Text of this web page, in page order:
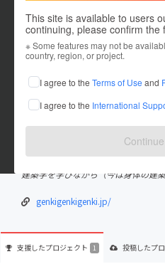
This site is available to users
continuing, please confirm the
※ Some features may not be
country, region, or project.
I agree to the Terms of Use and
I agree to the International
Continue
赤坂元気
これまでに1回支援して14件のプ
在住国：日本 現在地：東京都
出身国：日本 出身地：京都府
赤坂元気堂・治療院 院長 高校生の
年で体重が２倍になったことによ
建築学を学びながら（今は身体の建
genkigenkigenki.jp/
支援したプロジェクト 1 投稿したプ